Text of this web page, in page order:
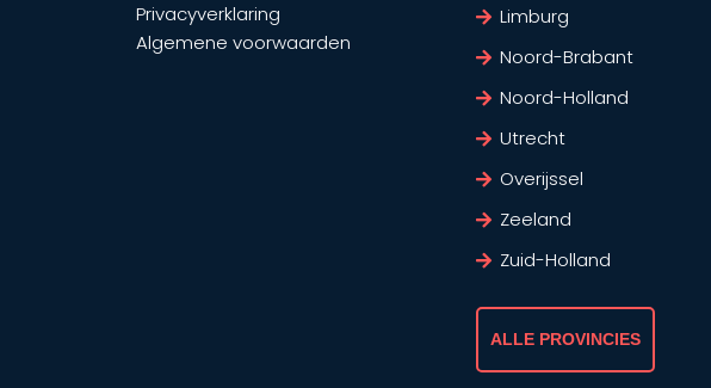
Privacyverklaring
Algemene voorwaarden
Limburg
Noord-Brabant
Noord-Holland
Utrecht
Overijssel
Zeeland
Zuid-Holland
ALLE PROVINCIES